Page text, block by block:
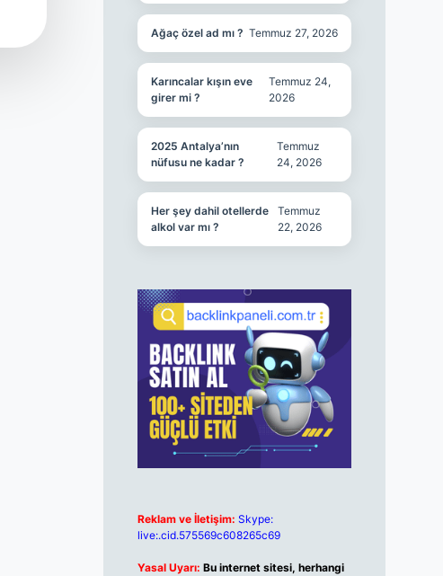
Ağaç özel ad mı ? Temmuz 27, 2026
Karıncalar kışın eve
girer mi ?
Temmuz 24,
2026
2025 Antalya’nın
nüfusu ne kadar ?
Temmuz
24, 2026
Her şey dahil otellerde
alkol var mı ?
Temmuz
22, 2026
Reklam ve İletişim: Skype:
live:.cid.575569c608265c69
Yasal Uyarı: Bu internet sitesi, herhangi